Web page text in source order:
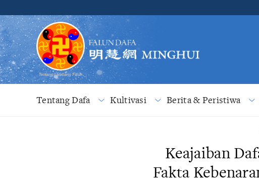
Tentang Dafa Kultivasi Berita & Peristiwa
Keajaiban
Fakta